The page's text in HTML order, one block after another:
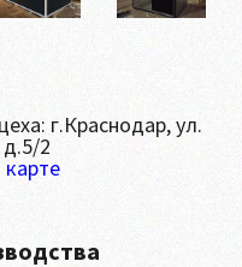
г.Краснодар, ул.
2